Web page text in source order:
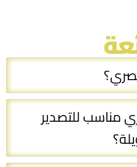
مناسب للتصدير